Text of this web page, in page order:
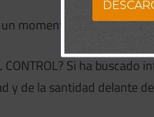
momento para pensar
CONTROL? Si ha
y de la santidad delante